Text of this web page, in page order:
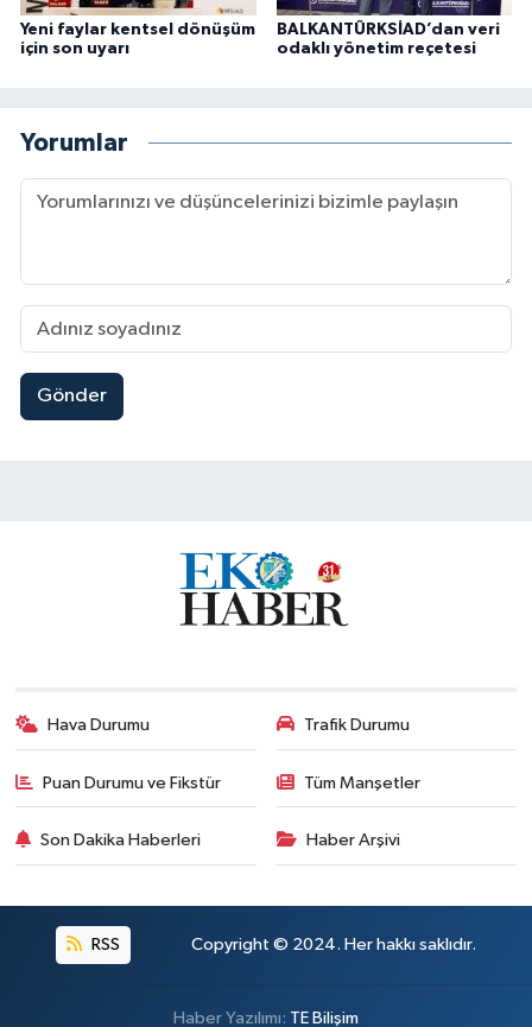
Yeni faylar kentsel dönüşüm
için son uyarı
BALKANTÜRKSİAD’dan veri
odaklı yönetim reçetesi
Yorumlar
Gönder
Hava Durumu Trafik Durumu
Puan Durumu ve Fikstür Tüm Manşetler
Son Dakika Haberleri Haber Arşivi
RSS Copyright © 2024. Her hakkı saklıdır.
Haber Yazılımı: TE Bilişim